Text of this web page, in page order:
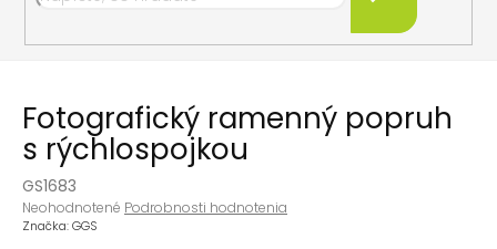
Hľadať
Fotografický ramenný popruh
s rýchlospojkou
GS1683
Priemerné
hodnotenie
Neohodnotené Podrobnosti hodnotenia
Značka:GGS